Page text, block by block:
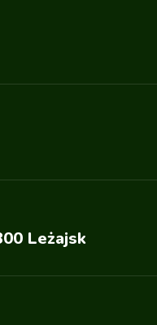
Leżajsk